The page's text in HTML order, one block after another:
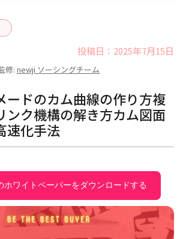
投稿日：2025年7月15日
修: newji ソーシングチーム
ードのカム曲線の作り方複
ンク機構の解き方カム図面
速化手法
ホワイトペーパーをダウンロードする